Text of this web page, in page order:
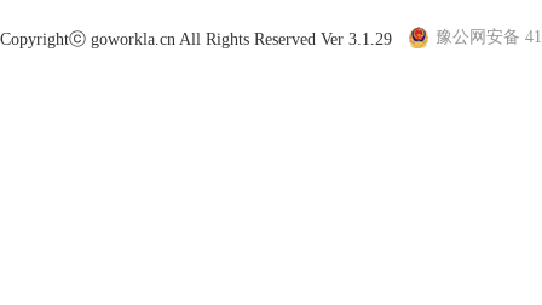
Copyrightⓒ goworkla.cn All Rights Reserved Ver 3.1.29 豫公网安备